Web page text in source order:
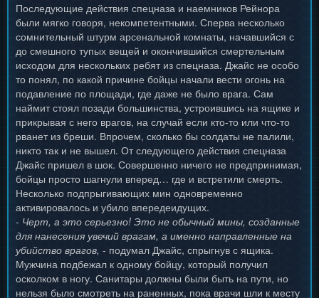
Последующие действия спецназа и наемников Рейнора
были мягко говоря, некомпетентными. Сперва несколько
сомнительный штурм арсенальной комнаты, начавшийся с
до смешного тупых вещей и окончившийся смертельным
исходом для нескольких ребят из спецназа. Джайс не особо
то понял, по какой причине бойцы начали вести огонь на
подавление по площади, где даже не было врага. Сам
наймит стоял позади большинства, устроившись на ящике и
прикрывая с него врагов, на случай если кто-то или что-то
рванет из бреши. Впрочем, сколько бы солдаты не палили,
никто так и не вышел. От следующего действия спецназа
Джайс пришел в шок. Совершенно ничего не предпринимая,
бойцы просто шагнули вперед… где и встретили смерть.
Несколько подпрыгивающих мин одновременно
активировалось и убило впередеидущих.
- Черт, а это серьезно! Это не обычный мины, созданные
для нанесения увечий врагам, а именно направленные на
убийство врагов, - подумал Джайс, спрыгнув с ящика.
Мужчина подбежал к одному бойцу, который получил
осколком в ногу. Санитары должны были быть на пути, но
нельзя было смотреть на раненных, пока врачи шли к месту